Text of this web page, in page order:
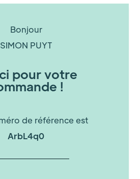
Bonjour
SIMON PUYT
pour votre
!
de référence est
ArbL4q0